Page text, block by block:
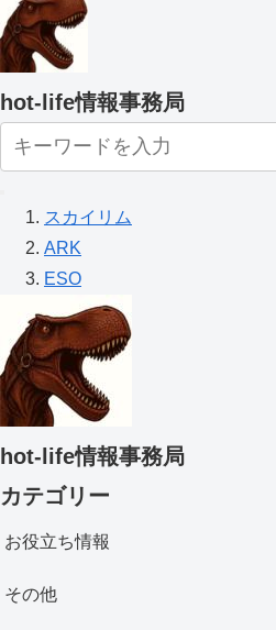
hot-life情報事務局
スカイリム
ARK
ESO
hot-life情報事務局
カテゴリー
お役立ち情報
その他